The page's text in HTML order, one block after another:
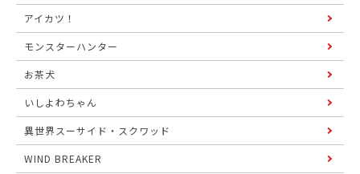
アイカツ！
モンスターハンター
お茶犬
いしよわちゃん
異世界スーサイド・スクワッド
WIND BREAKER